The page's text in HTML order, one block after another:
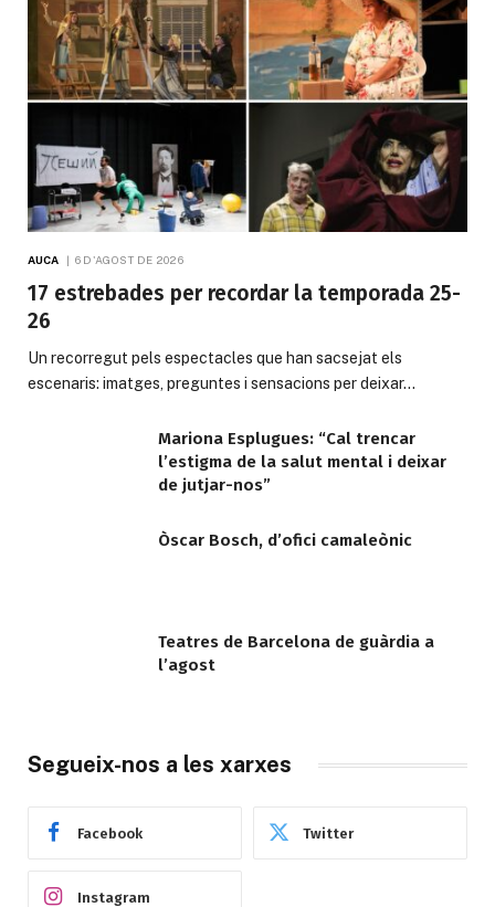
AUCA 6 D'AGOST DE 2026
17 estrebades per recordar la temporada 25-
26
Un recorregut pels espectacles que han sacsejat els
escenaris: imatges, preguntes i sensacions per deixar…
Mariona Esplugues: “Cal trencar
l’estigma de la salut mental i deixar
de jutjar-nos”
Òscar Bosch, d’ofici camaleònic
Teatres de Barcelona de guàrdia a
l’agost
Segueix-nos a les xarxes
Facebook Twitter
Instagram